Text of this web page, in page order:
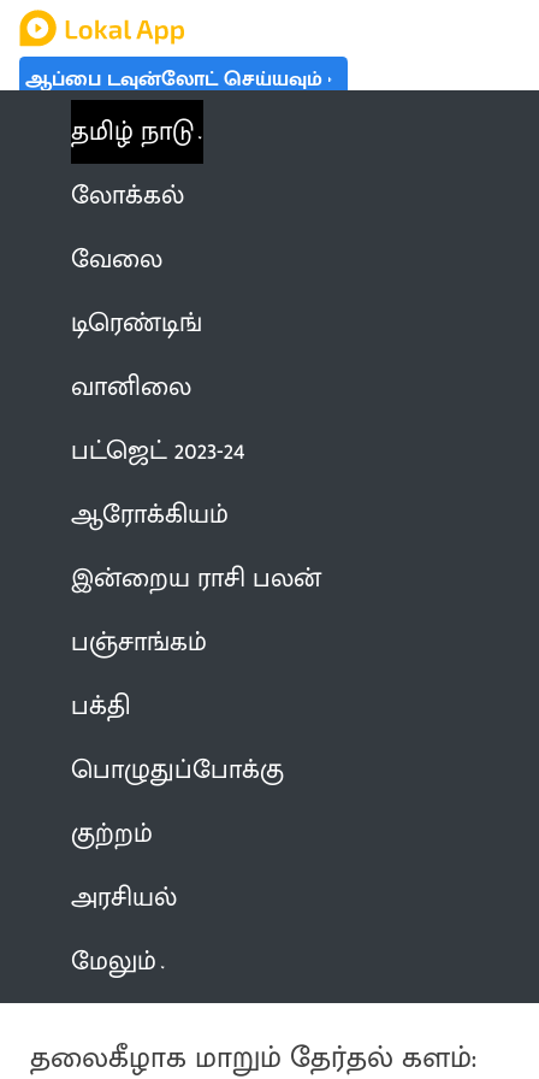
ஆப்பை டவுன்லோட் செய்யவும்
தமிழ் நாடு
லோக்கல்
வேலை
டிரெண்டிங்
வானிலை
பட்ஜெட் 2023-24
ஆரோக்கியம்
இன்றைய ராசி பலன்
பஞ்சாங்கம்
பக்தி
பொழுதுப்போக்கு
குற்றம்
அரசியல்
மேலும்
தலைகீழாக மாறும் தேர்தல் களம்: